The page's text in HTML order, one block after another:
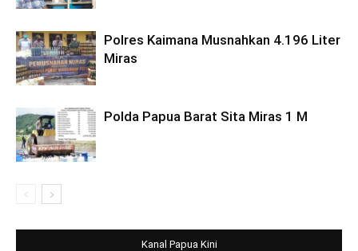
Polres Kaimana Musnahkan 4.196 Liter
Miras
Polda Papua Barat Sita Miras 1 M
Kanal Papua Kini